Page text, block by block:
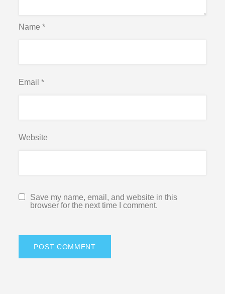
Name*
Email*
Website
Save my name, email, and website in this
browser for the next time I comment.